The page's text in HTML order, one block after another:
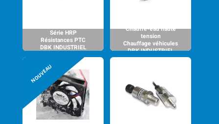
Série HRP
Résistances PTC
DBK INDUSTRIEL
Chauffe-eau haute
tension
Chauffage véhicules
DBK INDUSTRIEL